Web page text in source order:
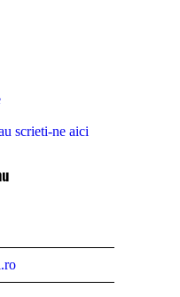
scrieti-ne aici